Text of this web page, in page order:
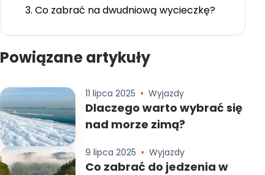
3. Co zabrać na dwudniową wycieczkę?
Powiązane artykuły
11 lipca 2025 • Wyjazdy
Dlaczego warto wybrać się
nad morze zimą?
9 lipca 2025 • Wyjazdy
Co zabrać do jedzenia w